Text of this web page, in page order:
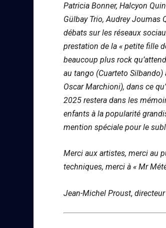
Patricia Bonner, Halcyon
Gülbay Trio, Audrey Joumas
débats sur les réseaux
prestation de la « petite fille
beaucoup plus rock
au tango (Cuarteto
Oscar Marchioni), dans ce
2025 restera dans les
enfants à la popularité
mention spéciale pour le
Merci aux artistes, merci au
techniques, merci à « Mr
Jean-Michel Proust,